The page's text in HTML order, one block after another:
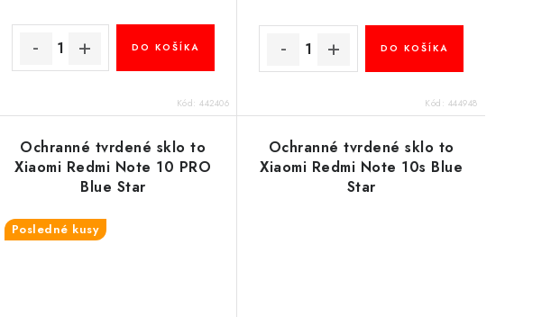
DO KOŠÍKA
Kód:442406
DO KOŠÍKA
Kód: 444948
Ochranné tvrdené sklo to
Xiaomi Redmi Note 10 PRO
Blue Star
Posledné kusy
Ochranné tvrdené sklo to
Xiaomi Redmi Note 10s Blue
Star